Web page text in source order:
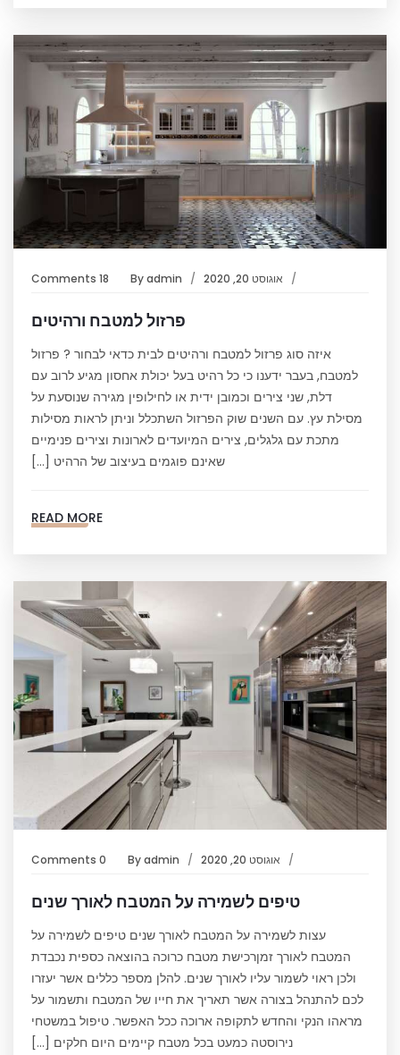
אוגוסט 20, 2020 Byadmin
18 Comments
פרזול למטבח ורהיטים
איזה סוג פרזול למטבח ורהיטים לבית כדאי לבחור ? פרזול
למטבח, בעבר ידענו כי כל רהיט בעל יכולת אחסון מגיע לרוב עם
דלת, שני צירים וכמובן ידית או לחילופין מגירה שנוסעת על
מסילת עץ. עם השנים שוק הפרזול השתכלל וניתן לראות מסילות
מתכת עם גלגלים, צירים המיועדים לארונות וצירים פנימיים
שאינם פוגמים בעיצוב של הרהיט […]
READ MORE
אוגוסט 20, 2020 Byadmin
0 Comments
טיפים לשמירה על המטבח לאורך שנים
עצות לשמירה על המטבח לאורך שנים טיפים לשמירה על
המטבח לאורך זמןרכישת מטבח כרוכה בהוצאה כספית נכבדת
ולכן ראוי לשמור עליו לאורך שנים. להלן מספר כללים אשר יעזרו
לכם להתנהל בצורה אשר תאריך את חייו של המטבח ותשמור על
מראהו הנקי והחדש לתקופה ארוכה ככל האפשר. טיפול במשטחי
נירוסטה כמעט בכל מטבח קיימים היום חלקים […]